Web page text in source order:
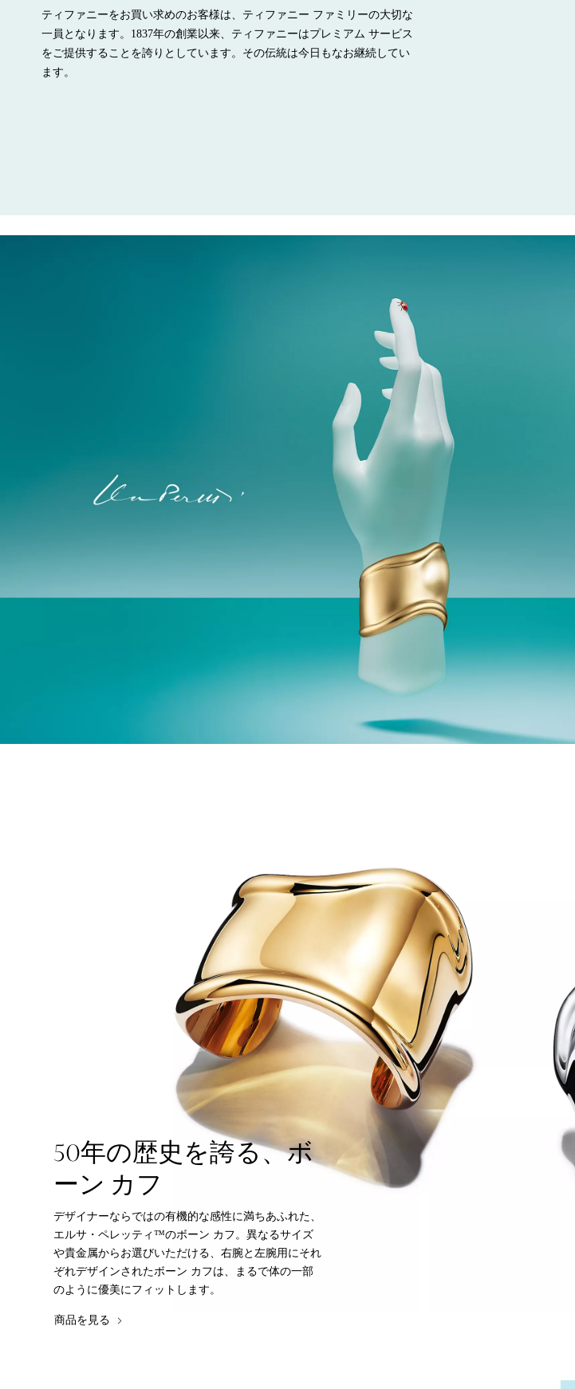
ティファニーをお買い求めのお客様は、ティファニー ファミリーの大切な
一員となります。1837年の創業以来、ティファニーはプレミアム サービス
をご提供することを誇りとしています。その伝統は今日もなお継続してい
ます。
50年の歴史を誇る、ボ
ーン カフ
デザイナーならではの有機的な感性に満ちあふれた、
エルサ・ペレッティ™のボーン カフ。異なるサイズ
や貴金属からお選びいただける、右腕と左腕用にそれ
ぞれデザインされたボーン カフは、まるで体の一部
のように優美にフィットします。
商品を見る